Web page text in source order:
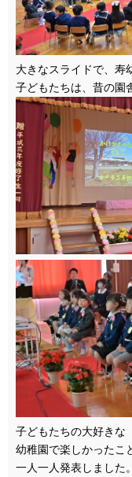
大きなスライドで、寿
子どもたちは、昔の園
子どもたちの大好きな
幼稚園で楽しかったこ
一人一人発表しました。